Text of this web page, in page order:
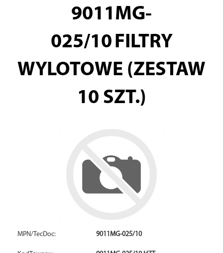
9011MG-
025/10 FILTRY
WYLOTOWE (ZESTAW
10 SZT.)
MPN/TecDoc: 9011MG-025/10